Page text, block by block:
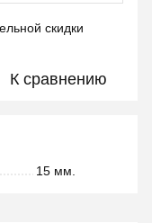
скидки
К сравнению
15 мм.